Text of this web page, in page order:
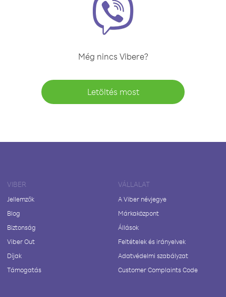
Még nincs Vibere?
Letöltés most
VIBER
Jellemzők
Blog
Biztonság
Viber Out
Díjak
Támogatás
VÁLLALAT
A Viber névjegye
Márkaközpont
Állások
Feltételek és irányelvek
Adatvédelmi szabályzat
Customer Complaints Code